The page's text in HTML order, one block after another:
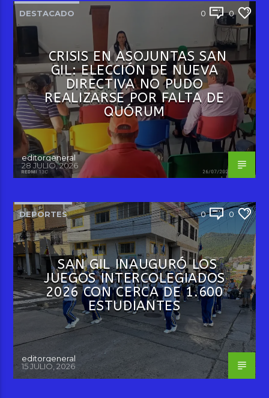
DESTACADO 0 0
CRISIS EN ASOJUNTAS SAN
GIL: ELECCIÓN DE NUEVA
DIRECTIVA NO PUDO
REALIZARSE POR FALTA DE
QUÓRUM
editorgeneral
28 JULIO, 2026
DEPORTES 0 0
SAN GIL INAUGURÓ LOS
JUEGOS INTERCOLEGIADOS
2026 CON CERCA DE 1.600
ESTUDIANTES
editorgeneral
15 JULIO, 2026